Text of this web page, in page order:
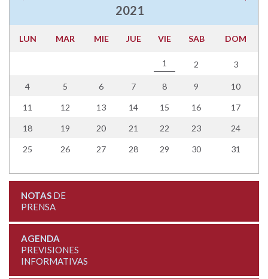
2021
LUN MAR MIE JUE VIE SAB DOM
1 2 3
4 5 6 7 8 9 10
11 12 13 14 15 16 17
18 19 20 21 22 23 24
25 26 27 28 29 30 31
NOTASDE
PRENSA
AGENDA
PREVISIONES
INFORMATIVAS